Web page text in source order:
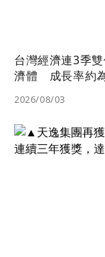
台灣經濟連3季
濟體 成長率約
2026/08/03